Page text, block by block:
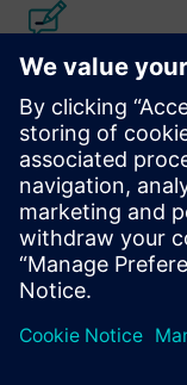
Kalibar IC
Paket alata Calibre
sveobuhvatnu
čvorovima i
resursa i rasporeda
Učite od